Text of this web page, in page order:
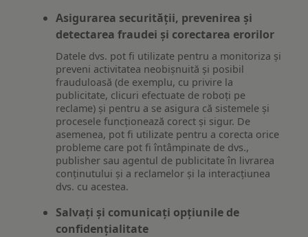
Asigurarea securității, prevenirea și
detectarea fraudei și corectarea erorilor
Datele dvs. pot fi utilizate pentru a monitoriza și
preveni activitatea neobișnuită și posibil
frauduloasă (de exemplu, cu privire la
publicitate, clicuri efectuate de roboți pe
reclame) și pentru a se asigura că sistemele și
procesele funcționează corect și sigur. De
asemenea, pot fi utilizate pentru a corecta orice
probleme care pot fi întâmpinate de dvs.,
publisher sau agentul de publicitate în livrarea
conținutului și a reclamelor și la interacțiunea
dvs. cu acestea.
Salvați și comunicați opțiunile de
confidențialitate